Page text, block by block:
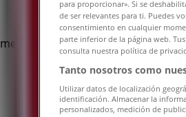
Local 407Domicilios:
para proporcionar». Si se
de ser relevantes para ti. Puedes
consentimiento en cualquier
parte inferior de la página web.
consulta nuestra política de
Tanto nosotros como
Utilizar datos de localización
identificación. Almacenar la
personalizados, medición de